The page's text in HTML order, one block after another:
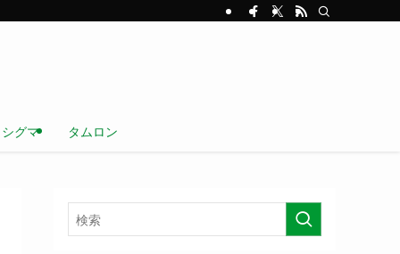
シグマ タムロン